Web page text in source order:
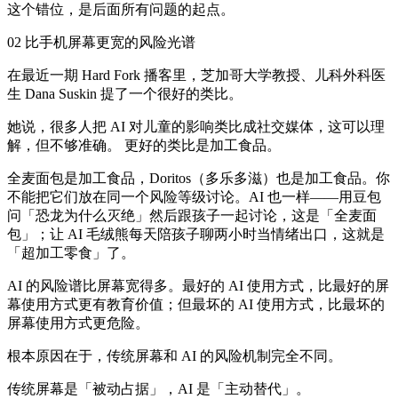
这个错位，是后面所有问题的起点。
02 比手机屏幕更宽的风险光谱
在最近一期 Hard Fork 播客里，芝加哥大学教授、儿科外科医
生 Dana Suskin 提了一个很好的类比。
她说，很多人把 AI 对儿童的影响类比成社交媒体，这可以理
解，但不够准确。 更好的类比是加工食品。
全麦面包是加工食品，Doritos（多乐多滋）也是加工食品。你
不能把它们放在同一个风险等级讨论。AI 也一样——用豆包
问「恐龙为什么灭绝」然后跟孩子一起讨论，这是「全麦面
包」；让 AI 毛绒熊每天陪孩子聊两小时当情绪出口，这就是
「超加工零食」了。
AI 的风险谱比屏幕宽得多。最好的 AI 使用方式，比最好的屏
幕使用方式更有教育价值；但最坏的 AI 使用方式，比最坏的
屏幕使用方式更危险。
根本原因在于，传统屏幕和 AI 的风险机制完全不同。
传统屏幕是「被动占据」，AI 是「主动替代」。